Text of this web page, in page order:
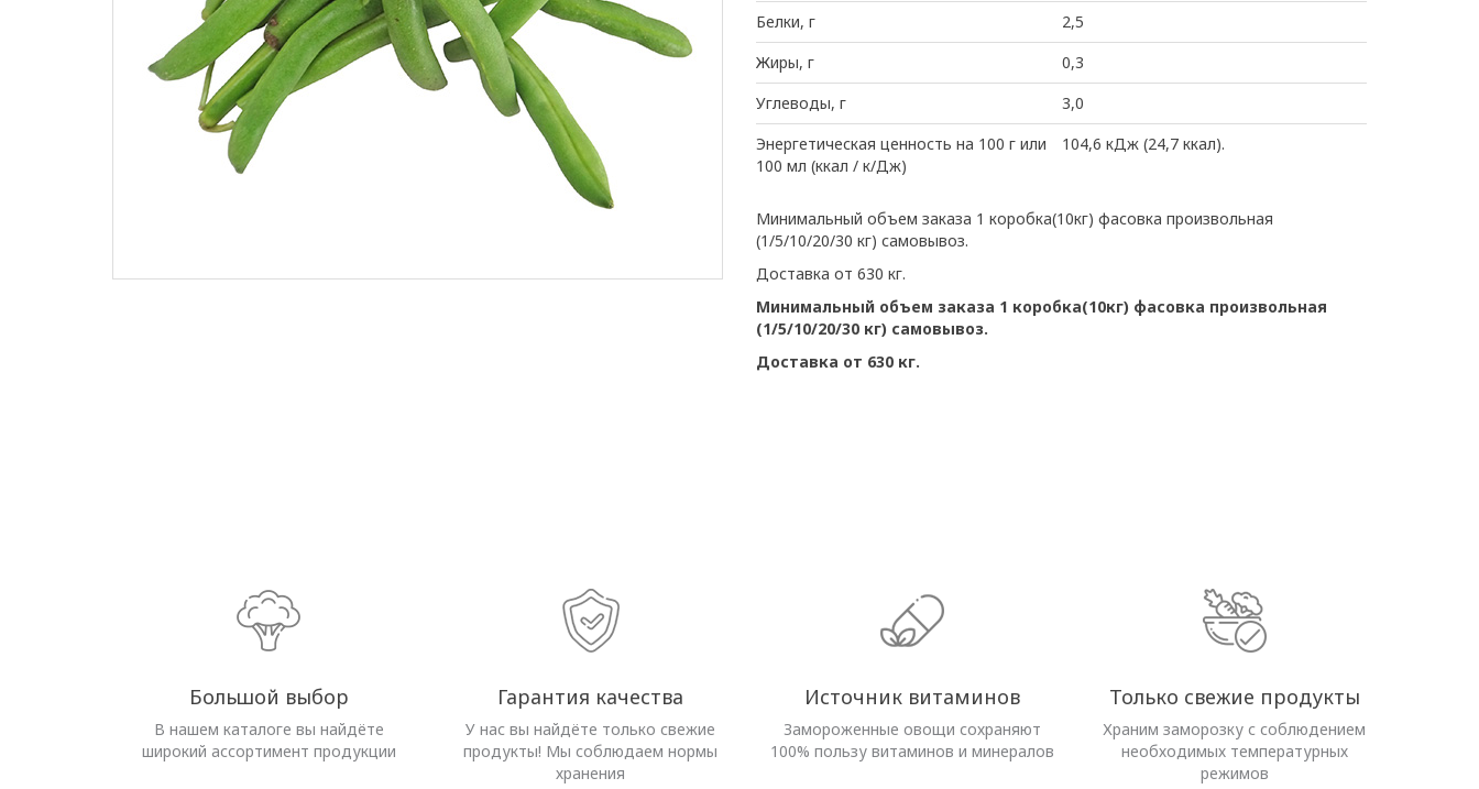
Белки, г
2,5
Жиры, г
0,3
Углеводы, г
3,0
Энергетическая ценность на 100 г или
100 мл (ккал / к/Дж)
104,6 кДж (24,7 ккал).
Минимальный объем заказа 1 коробка(10кг) фасовка произвольная
(1/5/10/20/30 кг) самовывоз.
Доставка от 630 кг.
Минимальный объем заказа 1 коробка(10кг) фасовка произвольная
(1/5/10/20/30 кг) самовывоз.
Доставка от 630 кг.
Большой выбор
В нашем каталоге вы найдёте
широкий ассортимент продукции
Гарантия качества
У нас вы найдёте только свежие
продукты! Мы соблюдаем нормы
хранения
Источник витаминов
Замороженные овощи сохраняют
100% пользу витаминов и минералов
Только свежие продукты
Храним заморозку с соблюдением
необходимых температурных
режимов